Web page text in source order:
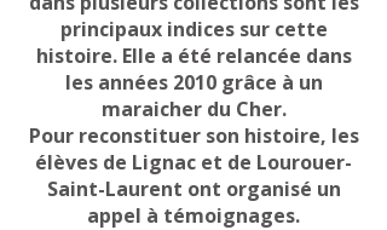
principaux indices sur cette
histoire. Elle a été relancée dans
les années 2010 grâce à un
maraicher du Cher.
Pour reconstituer son histoire, les
élèves de Lignac et de Lourouer-
Saint-Laurent ont organisé un
appel à témoignages.